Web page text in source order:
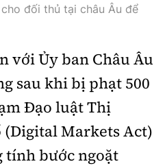
đối thủ tại châu Âu để
với Ủy ban Châu Âu
sau khi bị phạt 500
Đạo luật Thị
Markets Act)
tính bước ngoặt